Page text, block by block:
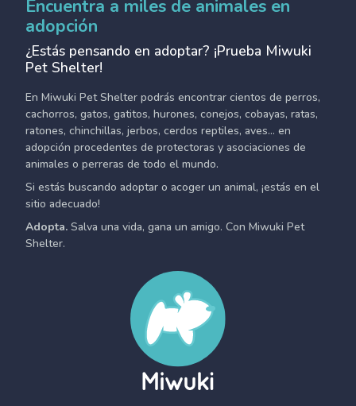
Encuentra a miles de animales en
adopción
¿Estás pensando en adoptar? ¡Prueba Miwuki
Pet Shelter!
En Miwuki Pet Shelter podrás encontrar cientos de perros,
cachorros, gatos, gatitos, hurones, conejos, cobayas, ratas,
ratones, chinchillas, jerbos, cerdos reptiles, aves... en
adopción procedentes de protectoras y asociaciones de
animales o perreras de todo el mundo.
Si estás buscando adoptar o acoger un animal, ¡estás en el
sitio adecuado!
Adopta. Salva una vida, gana un amigo. Con Miwuki Pet
Shelter.